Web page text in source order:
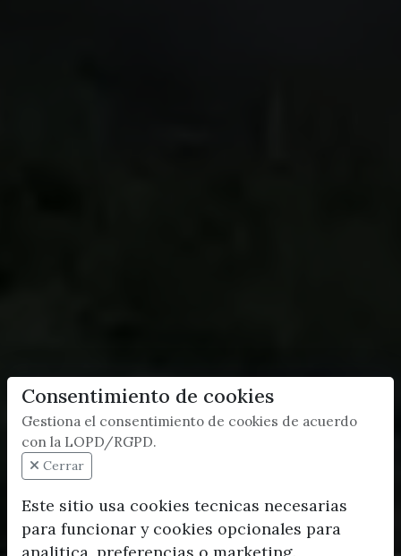
Consentimiento de cookies
Gestiona el consentimiento de cookies de acuerdo
con la LOPD/RGPD.
Cerrar
Este sitio usa cookies tecnicas necesarias
para funcionar y cookies opcionales para